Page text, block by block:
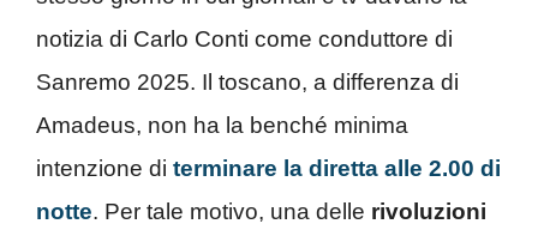
notizia di Carlo Conti come conduttore di
Sanremo 2025. Il toscano, a differenza di
Amadeus, non ha la benché minima
intenzione di terminare la diretta alle 2.00 di
notte. Per tale motivo, una delle rivoluzioni